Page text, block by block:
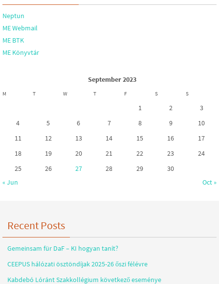
Neptun
ME Webmail
ME BTK
ME Könyvtár
September 2023
M T W T F S S
« Jun Oct »
1 2
3
4
5 6 7 8 9
10
11
12 13 14 15 16
17
18
19 20 21 22 23
24
25
26 27 28 29 30
Recent Posts
Gemeinsam für DaF – KI hogyan tanít?
CEEPUS hálózati ösztöndíjak 2025-26 őszi félévre
Kabdebó Lóránt Szakkollégium következő eseménye